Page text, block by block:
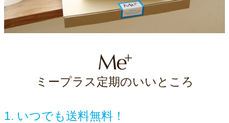
ミープラス定期のいいところ
1. いつでも送料無料！